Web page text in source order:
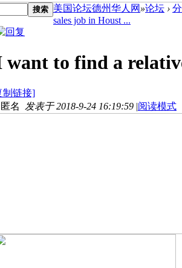
搜索 美国论坛德州华人网 »论坛 ›
sales job in Houst ...
want to find a
制链接]
匿名 发表于 2018-9-24 16:19:59 |阅读模式